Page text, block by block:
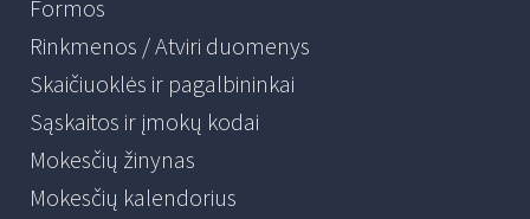
Formos
Rinkmenos / Atviri duomenys
Skaičiuoklės ir pagalbininkai
Sąskaitos ir įmokų kodai
Mokesčių žinynas
Mokesčių kalendorius